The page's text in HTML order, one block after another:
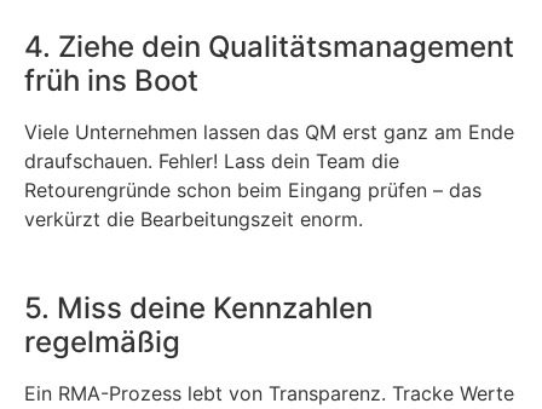
4. Ziehe dein Qualitätsmanagement
früh ins Boot
Viele Unternehmen lassen das QM erst ganz am Ende
draufschauen. Fehler! Lass dein Team die
Retourengründe schon beim Eingang prüfen – das
verkürzt die Bearbeitungszeit enorm.
5. Miss deine Kennzahlen
regelmäßig
Ein RMA-Prozess lebt von Transparenz. Tracke Werte